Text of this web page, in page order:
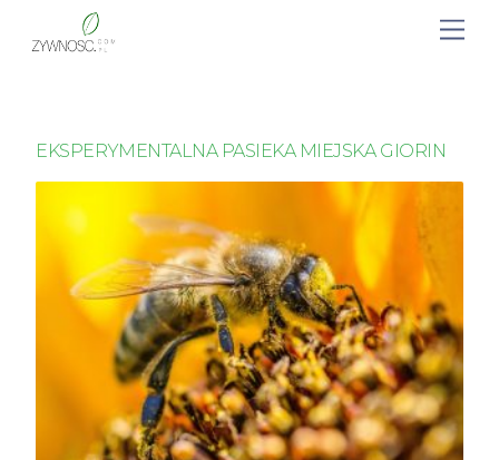
EKSPERYMENTALNA PASIEKA MIEJSKA GIORIN